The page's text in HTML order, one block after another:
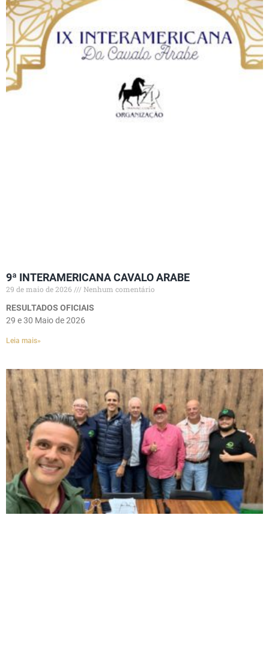
9ª INTERAMERICANA CAVALO ARABE
29 de maio de 2026
Nenhum comentário
RESULTADOS OFICIAIS
29 e 30 Maio de 2026
Leia mais»